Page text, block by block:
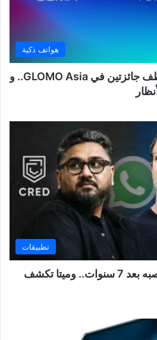
هواتف ذكية
Honor Magic V6 يخطف جائزتين في GLOMO Asia.. و
تطبيقات
رئيس واتساب يغادر منصبه بعد 7 سنوات.. وميتا تكشف